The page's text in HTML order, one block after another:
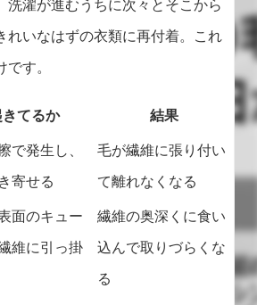
洗濯が進むうちに次々とそこから
れいなはずの衣類に再付着。これ
す。
てるか 結果
で発生し、
寄せる
毛が繊維に張り付い
て離れなくなる
面のキュー
維に引っ掛
繊維の奥深くに食い
込んで取りづらくな
る